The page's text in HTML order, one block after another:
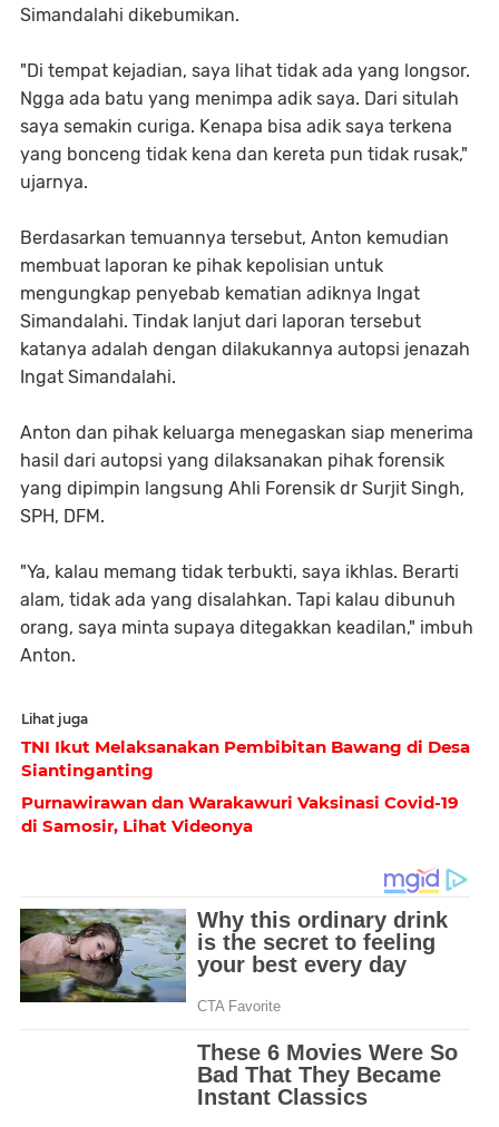
Simandalahi dikebumikan.
"Di tempat kejadian, saya lihat tidak ada yang longsor.
Ngga ada batu yang menimpa adik saya. Dari situlah
saya semakin curiga. Kenapa bisa adik saya terkena
yang bonceng tidak kena dan kereta pun tidak rusak,"
ujarnya.
Berdasarkan temuannya tersebut, Anton kemudian
membuat laporan ke pihak kepolisian untuk
mengungkap penyebab kematian adiknya Ingat
Simandalahi. Tindak lanjut dari laporan tersebut
katanya adalah dengan dilakukannya autopsi jenazah
Ingat Simandalahi.
Anton dan pihak keluarga menegaskan siap menerima
hasil dari autopsi yang dilaksanakan pihak forensik
yang dipimpin langsung Ahli Forensik dr Surjit Singh,
SPH, DFM.
"Ya, kalau memang tidak terbukti, saya ikhlas. Berarti
alam, tidak ada yang disalahkan. Tapi kalau dibunuh
orang, saya minta supaya ditegakkan keadilan," imbuh
Anton.
Lihat juga
TNI Ikut Melaksanakan Pembibitan Bawang di Desa
Siantinganting
Purnawirawan dan Warakawuri Vaksinasi Covid-19
di Samosir, Lihat Videonya